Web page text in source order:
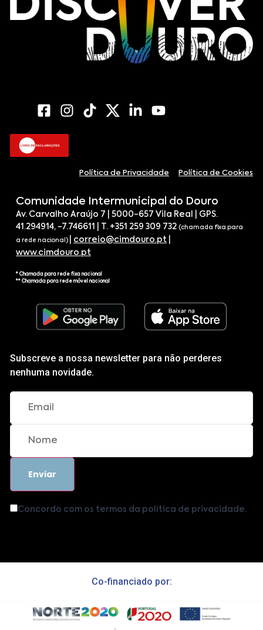
Política de Privacidade Política de Cookies
Comunidade Intermunicipal do Douro
Av. Carvalho Araújo 7 | 5000-657 Vila Real | GPS.
41.294914, -7.746611 | T. +351 259 309 732 (chamada fixa para
a rede nacional) correio@cimdouro.pt
www.cimdouro.pt
* Chamada para rede fixa nacional
** Chamada para rede móvel nacional
Subscreve a nossa newsletter para não perderes
nenhuma novidade.
Concordo com os termos da política de privacidade.
Co-financiado por: